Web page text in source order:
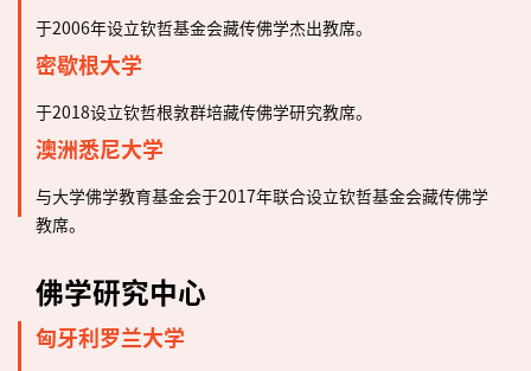
于2006年设立钦哲基金会藏传佛学杰出教席。
密歇根大学
于2018设立钦哲根敦群培藏传佛学研究教席。
澳洲悉尼大学
与大学佛学教育基金会于2017年联合设立钦哲基金会藏传佛学
教席。
佛学研究中心
匈牙利罗兰大学